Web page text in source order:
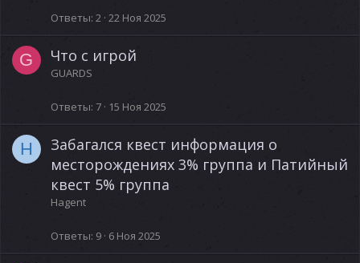
Ответы 2 22 Ноя 2025
G Что с игрой
GUARDS
Ответы 7 15 Ноя 2025
H
Забагался квест информация о
месторождениях 3% группа и Патийный
квест 5% группа
Hagent
Ответы 9 6 Ноя 2025